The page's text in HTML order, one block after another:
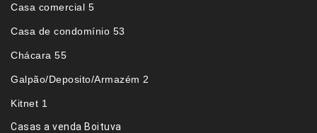
Casa comercial 5
Casa de condomínio 53
Chácara 55
Galpão/Deposito/Armazém 2
Kitnet 1
Casas a venda Boituva